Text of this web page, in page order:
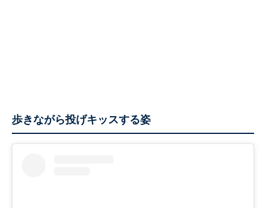
歩きながら投げキッスする姿